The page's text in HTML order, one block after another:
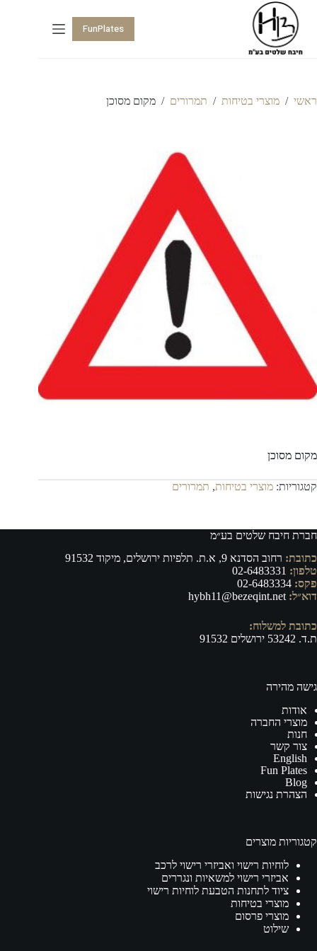
FunPlates
ראשי / מוצרי בטיחות / תמרורים / מקום מסוכן
מקום מסוכן
קטגוריות: מוצרי בטיחות, תמרורים
חברת חיבח שלטים בע״מ
כתובת: רחוב הסדנא 9, א.ת. תלפיות ירושלים, מיקוד 91532
טלפון: 02-6483331
פקס:
דוא״ל: hybh11@bezeqint.net
כתובת למשלוח:
ת.ד. 53242 ירושלים 91532
גישה מהירה
אודות
מוצרי החברה
חנות
צור קשר
English
Fun Plates
Blog
הצהרת נגישות
קטגוריות מוצרים
לוחיות רישוי ואביזרי רישוי לרכב
אביזרי רישוי למשאיות ונגררים
ציוד לתחנות הטבעת לוחיות רישוי
מוצרי בטיחות
מוצרי פרסום
שילוט